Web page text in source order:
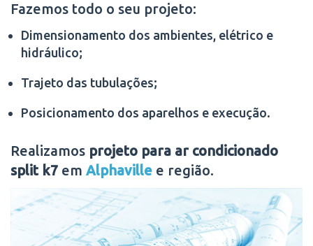
Fazemos todo o seu projeto:
Dimensionamento dos ambientes, elétrico e
hidráulico;
Trajeto das tubulações;
Posicionamento dos aparelhos e execução.
Realizamos projeto para ar condicionado
split k7 em Alphaville e região.